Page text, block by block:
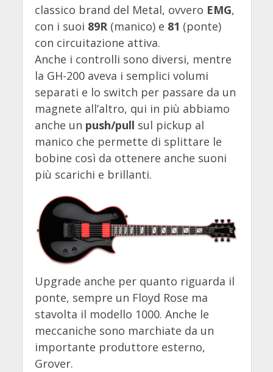
classico brand del Metal, ovvero EMG,
con i suoi 89R(manico) e 81 (ponte)
con circuitazione attiva.
Anche i controlli sono diversi, mentre
la GH-200 aveva i semplici volumi
separati e lo switch per passare da un
magnete all’altro, qui in più abbiamo
anche un push/pull sul pickup al
manico che permette di splittare le
bobine così da ottenere anche suoni
più scarichi e brillanti.
Upgrade anche per quanto riguarda il
ponte, sempre un Floyd Rose ma
stavolta il modello 1000. Anche le
meccaniche sono marchiate da un
importante produttore esterno,
Grover.